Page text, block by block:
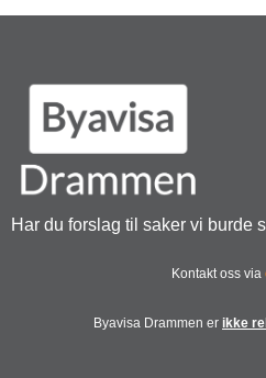
Har du forslag til saker vi burde
Kontakt oss via
Byavisa Drammen er ikke